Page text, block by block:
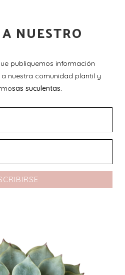
NUESTRO
publiquemos información
nuestra comunidad plantil y
sas suculentas.